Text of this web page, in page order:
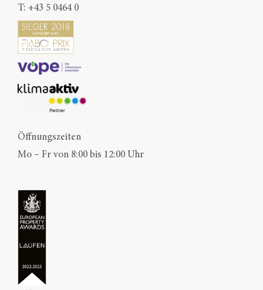
T: +43 5 0464 0
Öffnungszeiten
Mo – Fr von 8:00 bis 12:00 Uhr